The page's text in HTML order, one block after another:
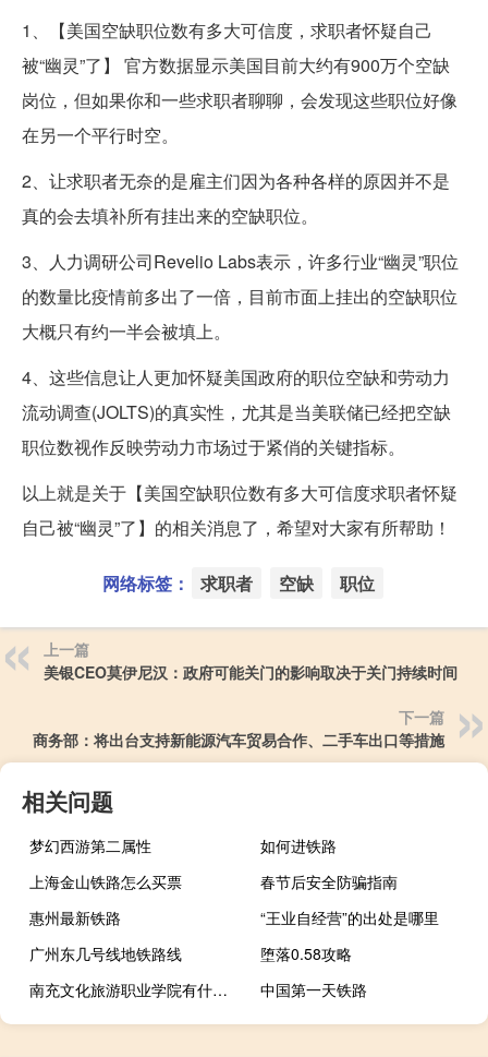
1、【美国空缺职位数有多大可信度，求职者怀疑自己
被“幽灵”了】 官方数据显示美国目前大约有900万个空缺
岗位，但如果你和一些求职者聊聊，会发现这些职位好像
在另一个平行时空。
2、让求职者无奈的是雇主们因为各种各样的原因并不是
真的会去填补所有挂出来的空缺职位。
3、人力调研公司Revelio Labs表示，许多行业“幽灵”职位
的数量比疫情前多出了一倍，目前市面上挂出的空缺职位
大概只有约一半会被填上。
4、这些信息让人更加怀疑美国政府的职位空缺和劳动力
流动调查(JOLTS)的真实性，尤其是当美联储已经把空缺
职位数视作反映劳动力市场过于紧俏的关键指标。
以上就是关于【美国空缺职位数有多大可信度求职者怀疑
自己被“幽灵”了】的相关消息了，希望对大家有所帮助！
网络标签： 求职者 空缺 职位
上一篇
美银CEO莫伊尼汉：政府可能关门的影响取决于关门持续时间
下一篇
商务部：将出台支持新能源汽车贸易合作、二手车出口等措施
相关问题
梦幻西游第二属性
如何进铁路
上海金山铁路怎么买票
春节后安全防骗指南
惠州最新铁路
“王业自经营”的出处是哪里
广州东几号线地铁路线
堕落0.58攻略
南充文化旅游职业学院有什么专业
中国第一天铁路